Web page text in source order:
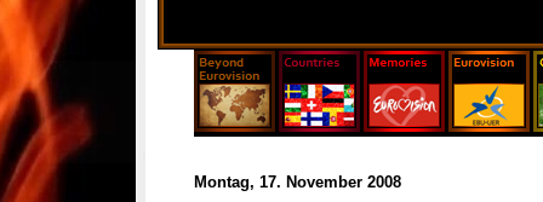
Montag, 17. November 2008